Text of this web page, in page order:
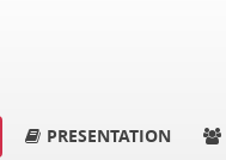
PRESENTATION